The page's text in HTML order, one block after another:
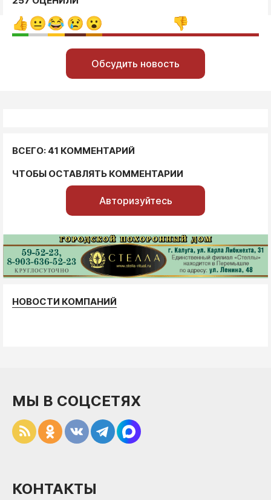
Обсудить новость
ВСЕГО: 41 КОММЕНТАРИЙ
ЧТОБЫ ОСТАВЛЯТЬ КОММЕНТАРИИ
Авторизуйтесь
НОВОСТИ КОМПАНИЙ
МЫ В СОЦСЕТЯХ
КОНТАКТЫ